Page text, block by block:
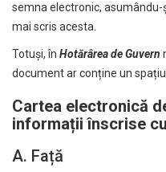
semna electronic,
mai scris acesta.
Totuși, în Hotărârea de Guvern
document ar conține un
Cartea electronică
informații înscrise
A. Față